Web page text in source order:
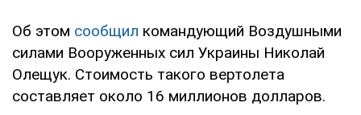
Об этом сообщил командующий Воздушными
силами Вооруженных сил Украины Николай
Олещук. Стоимость такого вертолета
составляет около 16 миллионов долларов.